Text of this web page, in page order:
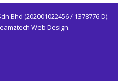
Bhd (202001022456 / 1378776-D).
Web Design.